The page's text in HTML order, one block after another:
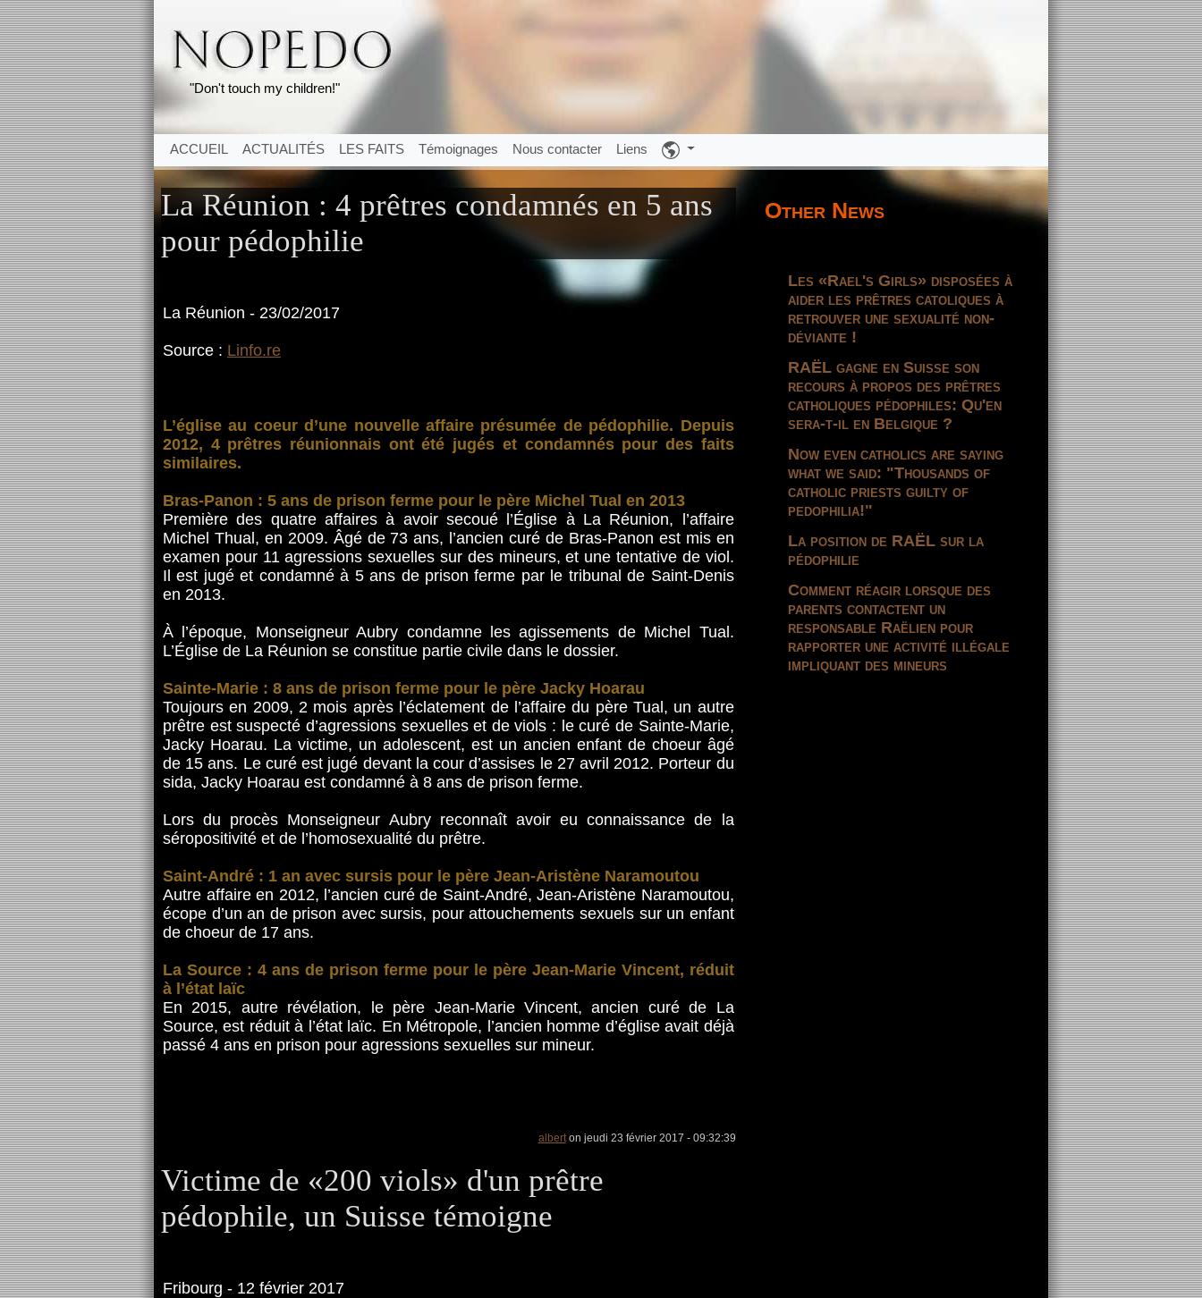
"Don't touch my children!"
ACCUEIL ACTUALITÉS LES FAITS Témoignages Nous contacter Liens
La Réunion : 4 prêtres condamnés en 5 ans
pour pédophilie
La Réunion - 23/02/2017
Source : Linfo.re
L’église au coeur d’une nouvelle affaire présumée de pédophilie. Depuis
2012, 4 prêtres réunionnais ont été jugés et condamnés pour des faits
similaires.
Bras-Panon : 5 ans de prison ferme pour le père Michel Tual en 2013
Première des quatre affaires à avoir secoué l’Église à La Réunion, l’affaire
Michel Thual, en 2009. Âgé de 73 ans, l’ancien curé de Bras-Panon est mis en
examen pour 11 agressions sexuelles sur des mineurs, et une tentative de viol.
Il est jugé et condamné à 5 ans de prison ferme par le tribunal de Saint-Denis
en 2013.
À l’époque, Monseigneur Aubry condamne les agissements de Michel Tual.
L’Église de La Réunion se constitue partie civile dans le dossier.
Sainte-Marie : 8 ans de prison ferme pour le père Jacky Hoarau
Toujours en 2009, 2 mois après l’éclatement de l’affaire du père Tual, un autre
prêtre est suspecté d’agressions sexuelles et de viols : le curé de Sainte-Marie,
Jacky Hoarau. La victime, un adolescent, est un ancien enfant de choeur âgé
de 15 ans. Le curé est jugé devant la cour d’assises le 27 avril 2012. Porteur du
sida, Jacky Hoarau est condamné à 8 ans de prison ferme.
Lors du procès Monseigneur Aubry reconnaît avoir eu connaissance de la
séropositivité et de l’homosexualité du prêtre.
Saint-André : 1 an avec sursis pour le père Jean-Aristène Naramoutou
Autre affaire en 2012, l’ancien curé de Saint-André, Jean-Aristène Naramoutou,
écope d’un an de prison avec sursis, pour attouchements sexuels sur un enfant
de choeur de 17 ans.
La Source : 4 ans de prison ferme pour le père Jean-Marie Vincent, réduit
à l’état laïc
En 2015, autre révélation, le père Jean-Marie Vincent, ancien curé de La
Source, est réduit à l’état laïc. En Métropole, l’ancien homme d’église avait déjà
passé 4 ans en prison pour agressions sexuelles sur mineur.
alberton jeudi 23 février 2017 - 09:32:39
Victime de «200 viols» d'un prêtre
pédophile, un Suisse témoigne
Fribourg - 12 février 2017
Other News
Les «Rael's Girls» disposées à
aider les prêtres catoliques à
retrouver une sexualité non-
déviante !
RAËL gagne en Suisse son
recours à propos des prêtres
catholiques pédophiles: Qu'en
sera-t-il en Belgique ?
Now even catholics are saying
what we said: "Thousands of
catholic priests guilty of
pedophilia!"
La position de RAËL sur la
pédophilie
Comment réagir lorsque des
parents contactent un
responsable Raëlien pour
rapporter une activité illégale
impliquant des mineurs